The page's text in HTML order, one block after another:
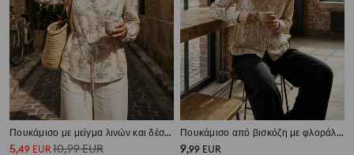
Πουκάμισο με μείγμα λινών και δέσιμο στην πλάτη
5,49 EUR 10,99EUR
Πουκάμισο από βισκόζη με φλοράλ σχέδιο
9,99 EUR